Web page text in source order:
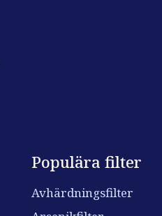
Populära filter
Avhärdningsfilter